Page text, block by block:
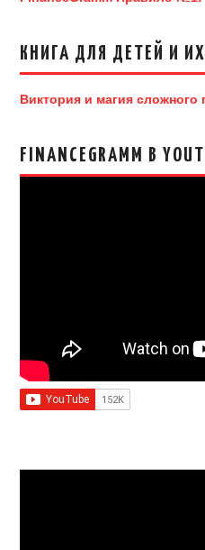
КНИГА ДЛЯ ДЕТЕЙ И
Виктория и магия сложного
FINANCEGRAMM В